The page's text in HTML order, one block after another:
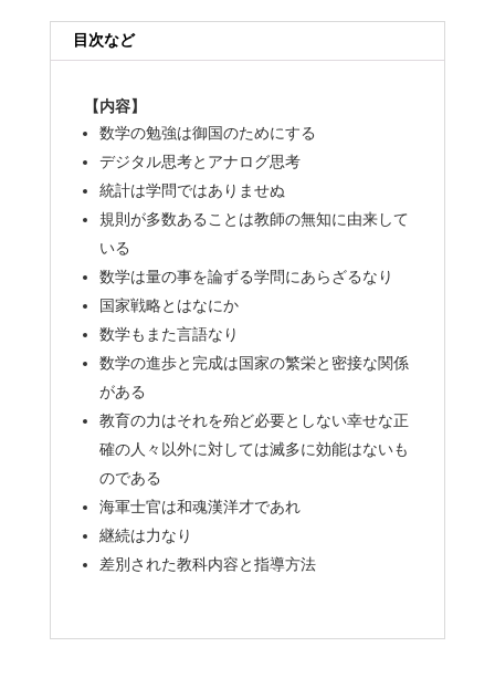
目次など
【内容】
数学の勉強は御国のためにする
デジタル思考とアナログ思考
統計は学問ではありませぬ
規則が多数あることは教師の無知に由来して
いる
数学は量の事を論ずる学問にあらざるなり
国家戦略とはなにか
数学もまた言語なり
数学の進歩と完成は国家の繁栄と密接な関係
がある
教育の力はそれを殆ど必要としない幸せな正
確の人々以外に対しては滅多に効能はないも
のである
海軍士官は和魂漢洋才であれ
継続は力なり
差別された教科内容と指導方法